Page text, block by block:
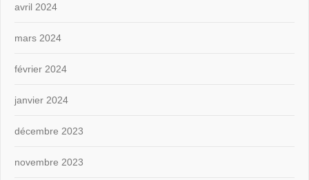
avril 2024
mars 2024
février 2024
janvier 2024
décembre 2023
novembre 2023